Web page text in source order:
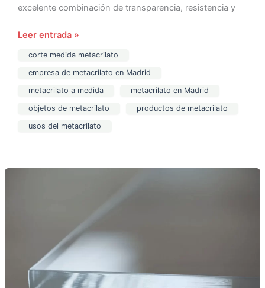
excelente combinación de transparencia, resistencia y
Leer entrada »
corte medida metacrilato
empresa de metacrilato en Madrid
metacrilato a medida
metacrilato en Madrid
objetos de metacrilato
productos de metacrilato
usos del metacrilato